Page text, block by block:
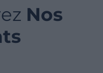
(Machine
Storytelling
Nos